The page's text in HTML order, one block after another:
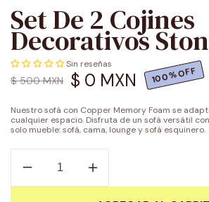
Set De 2 Cojines
Decorativos
Sin reseñas
Precio
oferta
$ 0 MXN
Precio
$ 500 MXN 100%OFF
Nuestro sofá con Copper Memory Foam se
cualquier espacio. Disfruta de un sofá versátil
solo mueble: sofá, cama, lounge y sofá esquinero.
Reducir
cantidad
Aumentar
cantidad